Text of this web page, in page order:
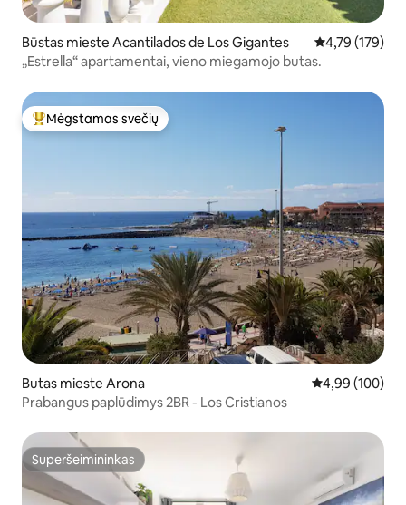
Būstas mieste Acantilados de Los Gigantes Vidutinis
4,79 (179)
„Estrella“ apartamentai, vieno miegamojo butas.
Svečių mėgstamiausias
Mėgstamas svečių
Butas mieste Arona Vidutinis
4,99 (100)
Prabangus paplūdimys 2BR - Los Cristianos
Superšeimininkas
Superšeimininkas